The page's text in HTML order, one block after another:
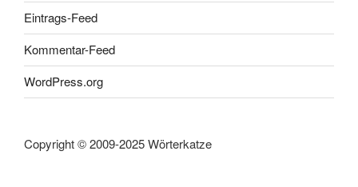
Eintrags-Feed
Kommentar-Feed
WordPress.org
Copyright © 2009-2025 Wörterkatze